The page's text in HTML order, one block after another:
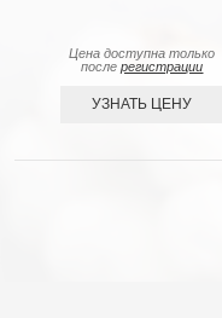
Цена доступна только
послерегистрации
УЗНАТЬ ЦЕНУ